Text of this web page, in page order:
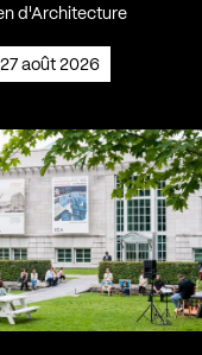
d'Architecture
27 août 2026